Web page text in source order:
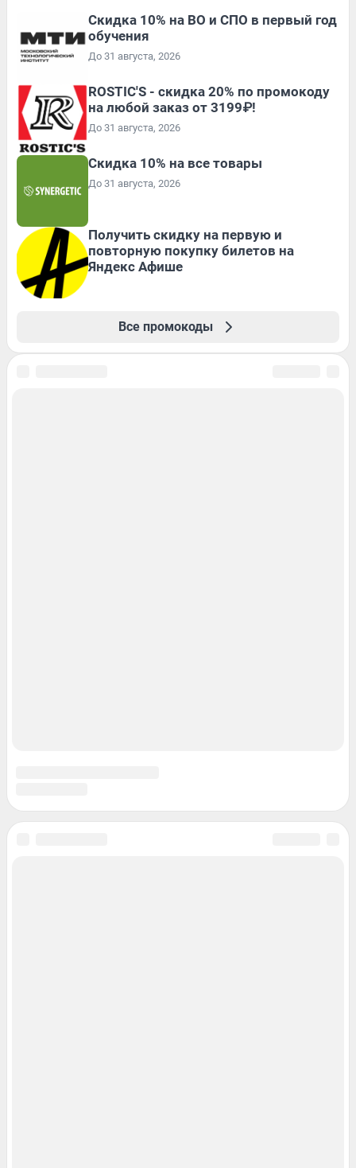
Скидка 10% на ВО и СПО в первый год
обучения
До 31 августа, 2026
ROSTIC'S - скидка 20% по промокоду
на любой заказ от 3199₽!
До 31 августа, 2026
Скидка 10% на все товары
До 31 августа, 2026
Получить скидку на первую и
повторную покупку билетов на
Яндекс Афише
Все промокоды